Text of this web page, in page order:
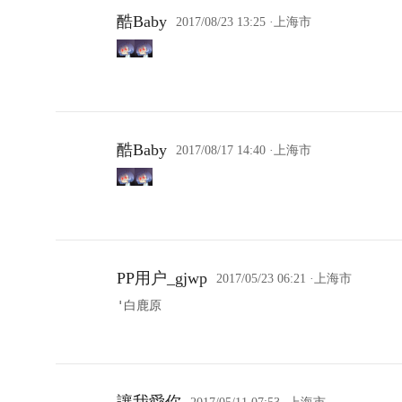
酷Baby 2017/08/23 13:25 ·上海市
酷Baby 2017/08/17 14:40 ·上海市
PP用户_gjwp 2017/05/23 06:21 ·上海市
'白鹿原